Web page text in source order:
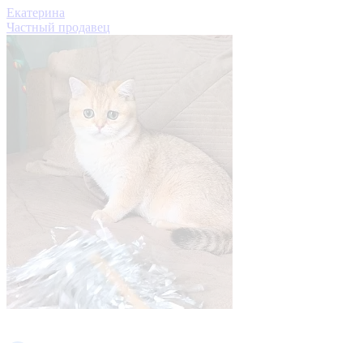
Екатерина
Частный продавец